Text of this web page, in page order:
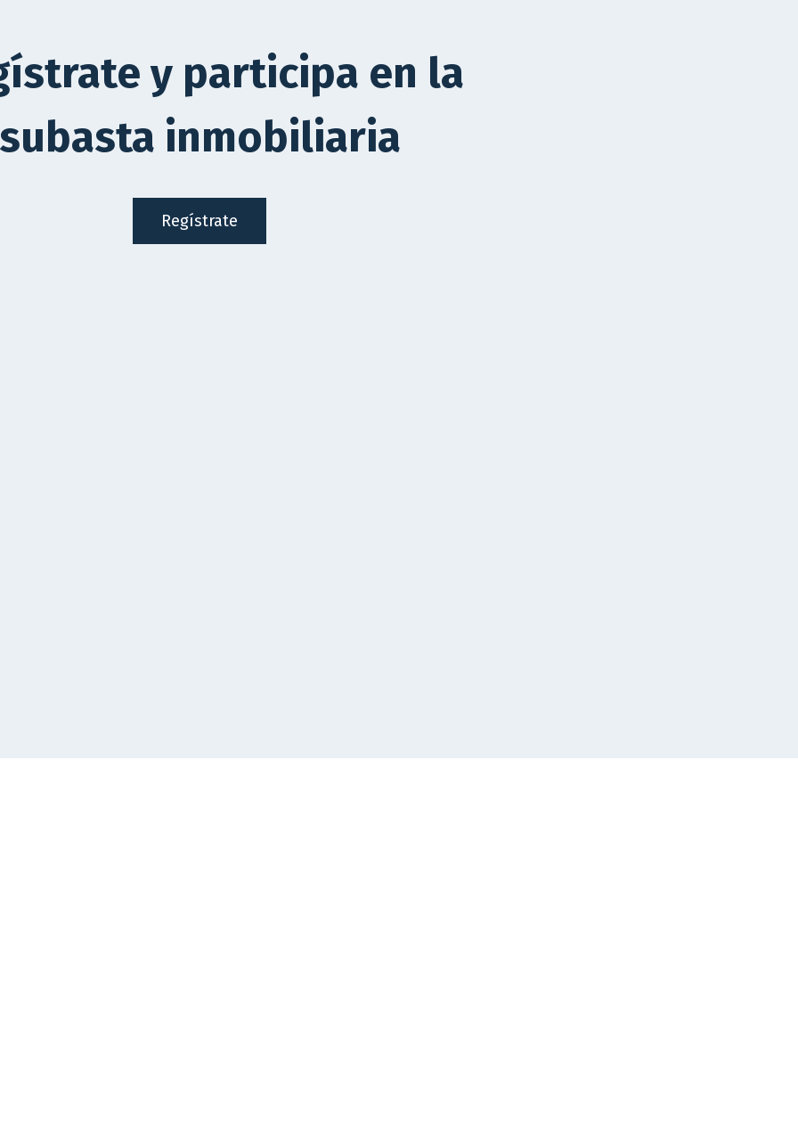
y participa en la
inmobiliaria
Regístrate